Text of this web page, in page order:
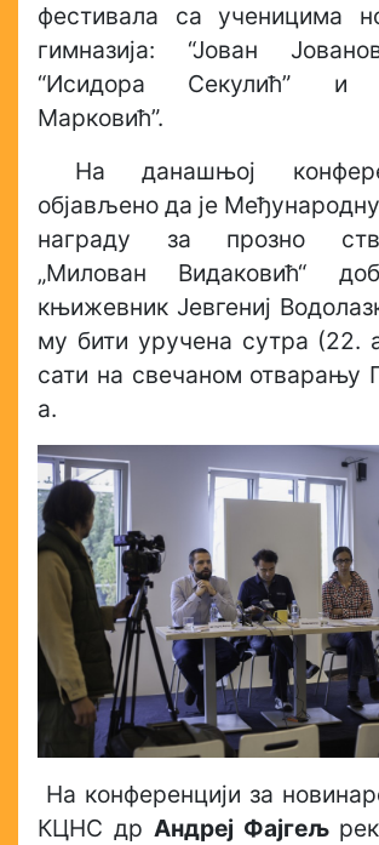
фестивала са ученицима
гимназија: “Јован
“Исидора Секулић” и
Марковић”.
На данашњој
објављено да је
награду за прозно
„Милован Видаковић“
књижевник Јевгениј
му бити уручена сутра (22.
сати на свечаном отварању
а.
На конференцији за
КЦНС др Андреј Фајгељ